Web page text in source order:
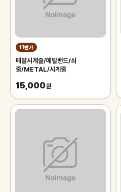
11번가
메탈시계줄/메탈밴드/쇠
줄/METAL/시계줄
15,000원